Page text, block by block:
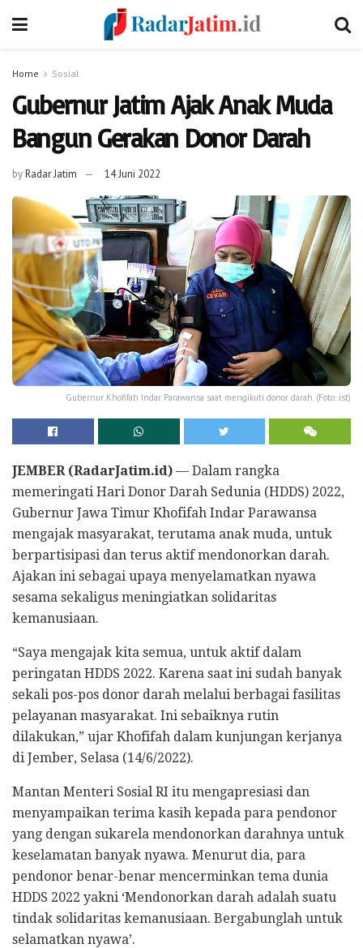
Home Sosial
Gubernur Jatim Ajak Anak Muda
Bangun Gerakan Donor Darah
byRadar Jatim 14 Juni 2022
Gubernur Khofifah Indar Parawansa saat mengikuti donor darah. (Foto: ist)
JEMBER (RadarJatim.id) — Dalam rangka
memeringati Hari Donor Darah Sedunia (HDDS) 2022,
Gubernur Jawa Timur Khofifah Indar Parawansa
mengajak masyarakat, terutama anak muda, untuk
berpartisipasi dan terus aktif mendonorkan darah.
Ajakan ini sebagai upaya menyelamatkan nyawa
sesama sekaligus meningiatkan solidaritas
kemanusiaan.
“Saya mengajak kita semua, untuk aktif dalam
peringatan HDDS 2022. Karena saat ini sudah banyak
sekali pos-pos donor darah melalui berbagai fasilitas
pelayanan masyarakat. Ini sebaiknya rutin
dilakukan,” ujar Khofifah dalam kunjungan kerjanya
di Jember, Selasa (14/6/2022).
Mantan Menteri Sosial RI itu mengapresiasi dan
menyampaikan terima kasih kepada para pendonor
yang dengan sukarela mendonorkan darahnya untuk
keselamatan banyak nyawa. Menurut dia, para
pendonor benar-benar mencerminkan tema dunia
HDDS 2022 yakni ‘Mendonorkan darah adalah suatu
tindak solidaritas kemanusiaan. Bergabunglah untuk
selamatkan nyawa’.